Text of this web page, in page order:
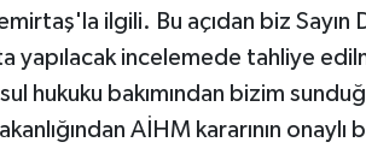
ilgili. Bu açıdan biz Sayın
yapılacak incelemede tahliye
hukuku bakımından bizim
AİHM kararının